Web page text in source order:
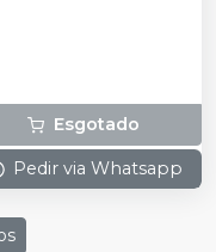
Esgotado
Pedir via Whatsapp